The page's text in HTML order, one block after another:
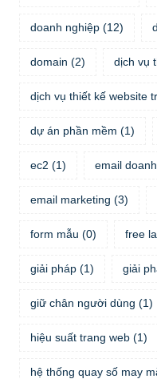
doanh nghiệp (12)
domain (2) dịch vụ
dịch vụ thiết kế website
dự án phần mềm (1)
ec2 (1) email
email marketing (3)
form mẫu (0) free
giải pháp (1) giải
giữ chân người dùng (1)
hiệu suất trang web (1)
hệ thống quay số may